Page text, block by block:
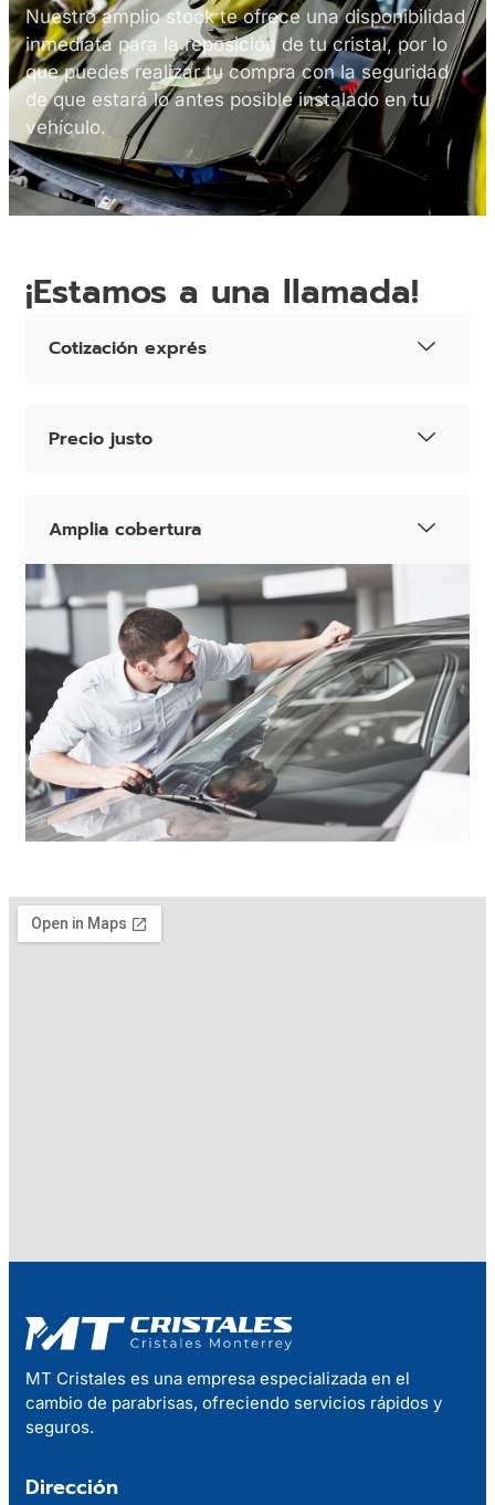
Nuestro amplio stock te ofrece una disponibilidad
inmediata para la reposición de tu cristal, por lo
que puedes realizar tu compra con la seguridad
de que estará lo antes posible instalado en tu
vehículo.
¡Estamos a una llamada!
Cotización exprés
Precio justo
Amplia cobertura
MT Cristales es una empresa especializada en el
cambio de parabrisas, ofreciendo servicios rápidos y
seguros.
Dirección